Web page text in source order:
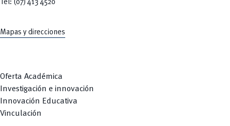
Tel: (07) 413 4520
Mapas y direcciones
Oferta Académica
Investigación e innovación
Innovación Educativa
Vinculación